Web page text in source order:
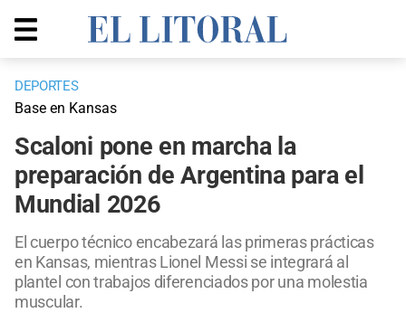
DEPORTES
Base en Kansas
Scaloni pone en marcha la
preparación de Argentina para el
Mundial 2026
El cuerpo técnico encabezará las primeras prácticas
en Kansas, mientras Lionel Messi se integrará al
plantel con trabajos diferenciados por una molestia
muscular.